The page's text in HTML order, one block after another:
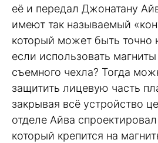
её и передал Джонатану
имеют так называемый
который может быть точно
если использовать
съемного чехла? Тогда
защитить лицевую часть
закрывая всё устройство
отделе Айва
который крепится на